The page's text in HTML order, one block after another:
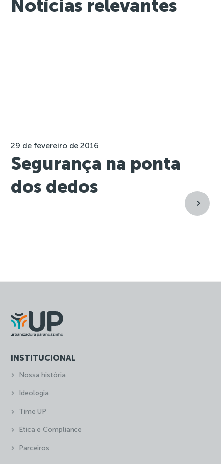
Notícias relevantes
29 de fevereiro de 2016
Segurança na ponta
dos dedos
INSTITUCIONAL
Nossa história
Ideologia
Time UP
Ética e Compliance
Parceiros